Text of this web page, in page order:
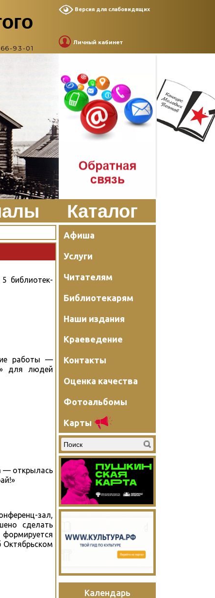
93-01
Версия для слабовидящих
Личный кабинет
Каталог
библиотек-
работы —
для людей
— открылась
зал,
сделать
Октябрьском
Афиша
Услуги
Читателям
Библиотекарям
Наши издания
Краеведение
Контакты
Оценка качества
Фотоальбомы
Карты
Календарь